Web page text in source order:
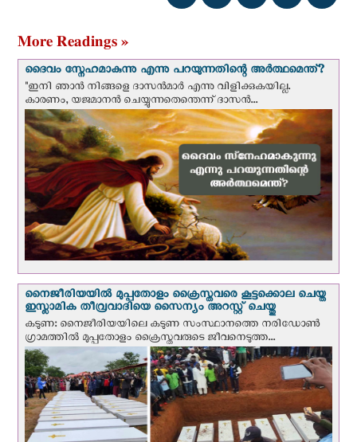
More Readings »
ദൈവം സ്നേഹമാകുന്നു എന്നു പറയുന്നതിന്റെ അർത്ഥമെന്ത്?
"ഇനി ഞാന്‍ നിങ്ങളെ ദാസന്‍മാര്‍ എന്നു വിളിക്കുകയില്ല.
കാരണം, യജമാനന്‍ ചെയ്യുന്നതെന്തെന്ന് ദാസന്‍...
നൈജീരിയയില്‍ മുപ്പതോളം ക്രൈസ്തവരെ കൂട്ടക്കൊല ചെയ്ത
ഇസ്ലാമിക തീവ്രവാദിയെ സൈന്യം അറസ്റ്റ് ചെയ്തു
കടുണ: നൈജീരിയയിലെ കടുണ സംസ്ഥാനത്തെ നരിഡോൺ
ഗ്രാമത്തിൽ മുപ്പതോളം ക്രൈസ്തവരുടെ ജീവനെടുത്ത...